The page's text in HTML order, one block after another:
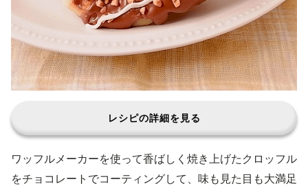
レシピの詳細を見る
ワッフルメーカーを使って香ばしく焼き上げたクロッフル
をチョコレートでコーティングして、味も見た目も大満足